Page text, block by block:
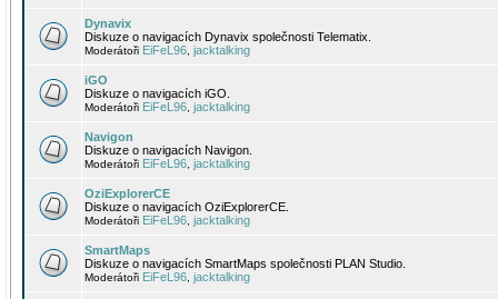
Dynavix
Diskuze o navigacích Dynavix společnosti Telematix.
Moderátoři EiFeL96 jacktalking
iGO
Diskuze o navigacích iGO.
Moderátoři EiFeL96 jacktalking
Navigon
Diskuze o navigacích Navigon.
Moderátoři EiFeL96 jacktalking
OziExplorerCE
Diskuze o navigacích OziExplorerCE.
Moderátoři EiFeL96 jacktalking
SmartMaps
Diskuze o navigacích SmartMaps společnosti PLAN Studio.
Moderátoři EiFeL96 jacktalking